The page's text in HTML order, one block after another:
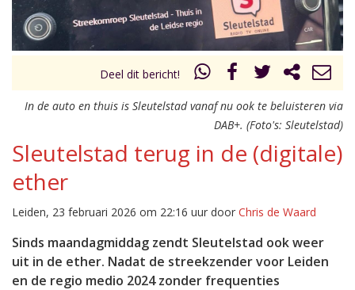
Deel dit bericht!
In de auto en thuis is Sleutelstad vanaf nu ook te beluisteren via
DAB+. (Foto's: Sleutelstad)
Sleutelstad terug in de (digitale)
ether
Leiden, 23 februari 2026 om 22:16 uur door Chris de Waard
Sinds maandagmiddag zendt Sleutelstad ook weer
uit in de ether. Nadat de streekzender voor Leiden
en de regio medio 2024 zonder frequenties